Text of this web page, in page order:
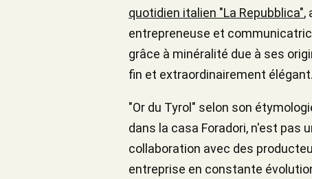
quotidien italien "La Repubblica",
entrepreneuse et
grâce à minéralité due à ses
fin et extraordinairement élégant.
"Or du Tyrol" selon son
dans la casa Foradori, n'est pas
collaboration avec des
entreprise en constante